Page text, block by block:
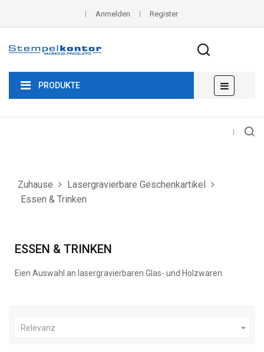
Anmelden Register
PRODUKTE
der
☰
Zuhause
Lasergravierbare Geschenkartikel
Essen & Trinken
ESSEN & TRINKEN
Eien Auswahl an lasergravierbaren Glas- und Holzwaren.
Relevanz 